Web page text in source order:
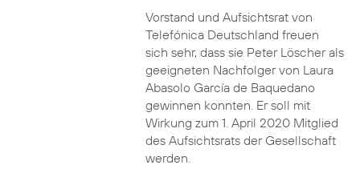
Vorstand und Aufsichtsrat von
Telefónica Deutschland freuen
sich sehr, dass sie Peter Löscher als
geeigneten Nachfolger von Laura
Abasolo García de Baquedano
gewinnen konnten. Er soll mit
Wirkung zum 1. April 2020 Mitglied
des Aufsichtsrats der Gesellschaft
werden.